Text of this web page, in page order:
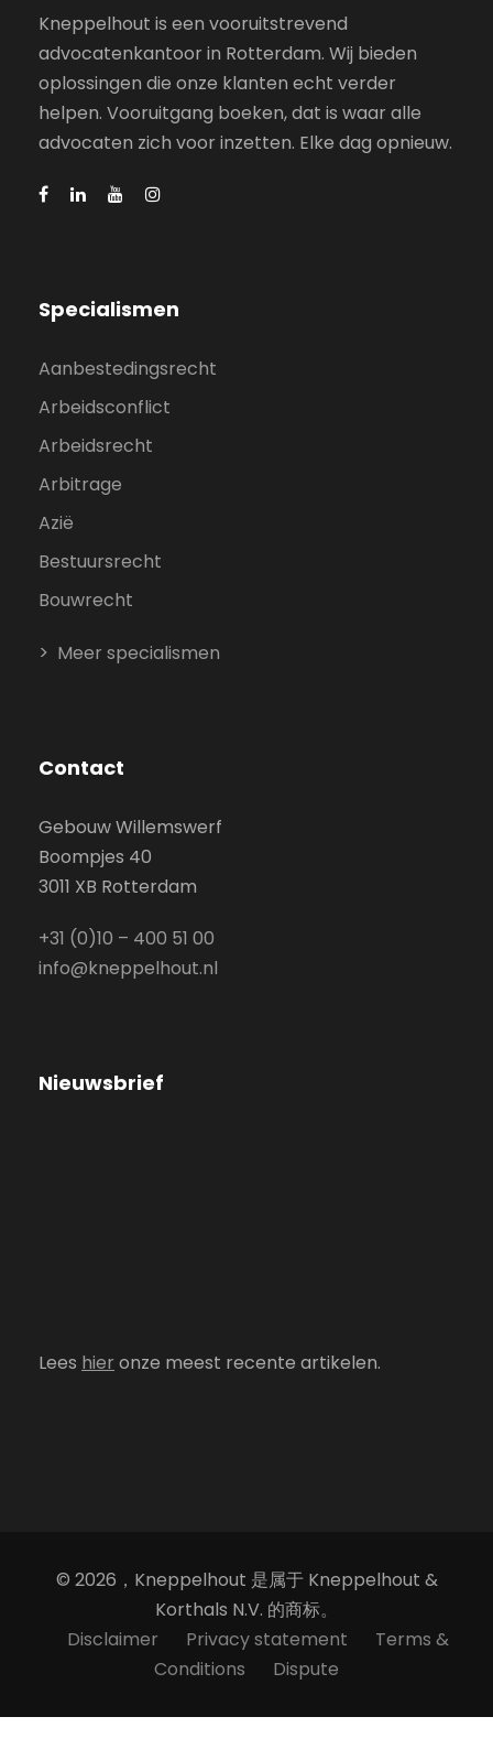
Kneppelhout is een vooruitstrevend
advocatenkantoor in Rotterdam. Wij bieden
oplossingen die onze klanten echt verder
helpen. Vooruitgang boeken, dat is waar alle
advocaten zich voor inzetten. Elke dag opnieuw.
Specialismen
Aanbestedingsrecht
Arbeidsconflict
Arbeidsrecht
Arbitrage
Azië
Bestuursrecht
Bouwrecht
Meer specialismen
Contact
Gebouw Willemswerf
Boompjes 40
3011 XB Rotterdam
+31 (0)10 – 400 51 00
info@kneppelhout.nl
Nieuwsbrief
Lees hier onze meest recente artikelen.
© 2026，Kneppelhout 是属于 Kneppelhout &
Korthals N.V. 的商标。
Disclaimer
Privacy statement
Terms &
Conditions
Dispute